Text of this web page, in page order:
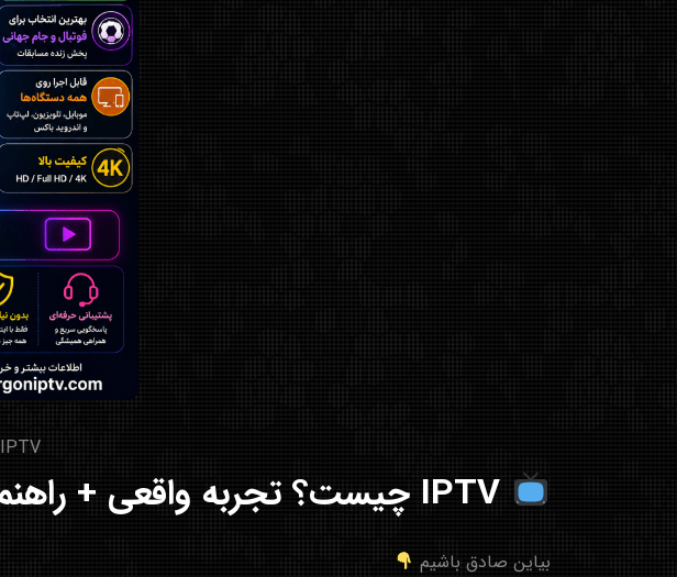
IPTV چیست | IPTV بدون قطعی
IPTV چیست؟ تجربه واقعی + راهنمای کامل استفاده از IPTV
بیاین صادق باشیم